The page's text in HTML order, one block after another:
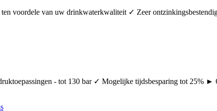
voordele van uw drinkwaterkwaliteit ✓ Zeer
- tot 130 bar ✓ Mogelijke tijdsbesparing tot 25% ►